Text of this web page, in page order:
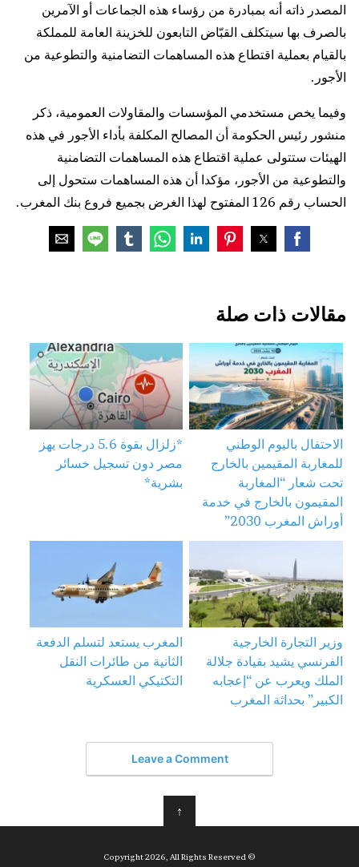
المصدر ذاته أنه بمبادرة من رؤساء هذه الجماعات أو الآمرين
بالصرف بها سيتكلف القبّاض التابعون للخزينة العامة للمملكة
بالقيام بعملية اقتطاع هذه المساهمات التضامنية والتطوعية من
الأجور.
وفيما يخص مستخدمي المؤسسات والمقاولات العمومية، ذكر
منشور رئيس الحكومة أن المصالح المكلفة بأداء الأجور في هذه
الهيئات ستتولى عملية اقتطاع هذه المساهمات التضامنية
والتطوعية من الأجور، مؤكدا أن هذه المساهمات ستحول إلى
الحساب رقم 126 المفتوح لهذا الغرض بجميع فروع بنك المغرب.
مقالات ذات صلة
الاحتفال باليوم الوطني
للمغاربة المقيمين بالخارج
تحت شعار “المغاربة
المقيمون بالخارج في خدمة
أوراش المغرب 2030”
*زلزال بقوة 5.6 درجات يهز
مصر دون تسجيل خسائر
بشرية*
وزير التجارة الخارجية
الفرنسي يشيد بقيادة جلالة
الملك ويعرب عن “إعجابه
الكبير” بحداثة المغرب
المغرب يستعد لتسلم الدفعة
الثانية من طائرات النقل
التكتيكي العسكرية
Leave a Comment
↑
© Copyright 2026, All Rights Reserved